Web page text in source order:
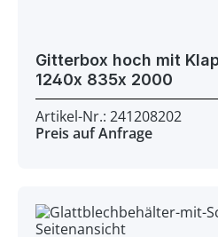
Gitterbox hoch mit Klappe -
1240x 835x 2000
Artikel-Nr.: 241208202
Preis auf Anfrage